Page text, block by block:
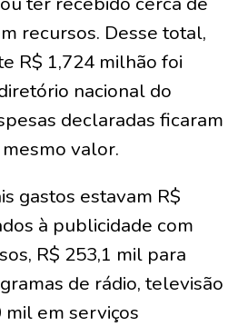
recursos. Desse total,
R$ 1,724 milhão foi
nacional do
declaradas ficaram
valor.
gastos estavam R$
à publicidade com
R$ 253,1 mil para
de rádio, televisão
mil em serviços